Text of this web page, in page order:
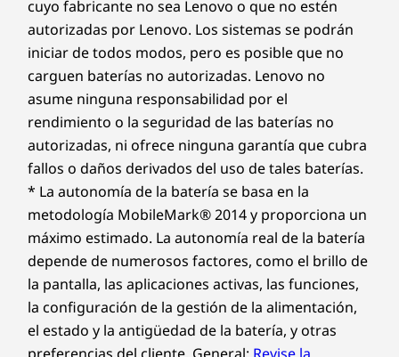
cuyo fabricante no sea Lenovo o que no estén
autorizadas por Lenovo. Los sistemas se podrán
iniciar de todos modos, pero es posible que no
carguen baterías no autorizadas. Lenovo no
asume ninguna responsabilidad por el
rendimiento o la seguridad de las baterías no
autorizadas, ni ofrece ninguna garantía que cubra
fallos o daños derivados del uso de tales baterías.
* La autonomía de la batería se basa en la
metodología MobileMark® 2014 y proporciona un
máximo estimado. La autonomía real de la batería
depende de numerosos factores, como el brillo de
la pantalla, las aplicaciones activas, las funciones,
la configuración de la gestión de la alimentación,
el estado y la antigüedad de la batería, y otras